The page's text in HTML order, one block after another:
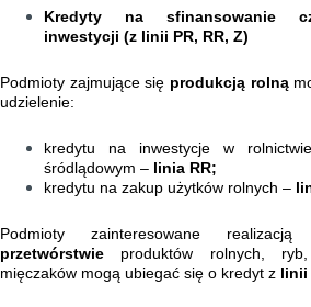
Kredyty na sfinansowanie
inwestycji (z linii PR, RR, Z)
Podmioty zajmujące się produkcją rolną
udzielenie:
kredytu na inwestycje w
śródlądowym – linia RR;
kredytu na zakup użytków rolnych –
Podmioty zainteresowane realizacją
przetwórstwie produktów rolnych,
mięczaków mogą ubiegać się o kredyt z linii